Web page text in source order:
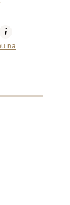
i
na